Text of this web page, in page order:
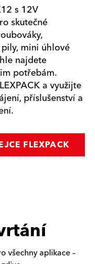
s 12V
skutečné
mini úhlové
najdete
potřebám.
a využijte
příslušenství a
FLEXPACK
všechny aplikace –